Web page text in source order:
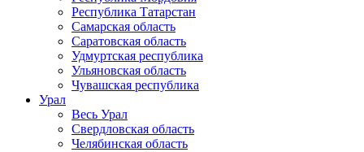
Республика Татарстан
Самарская область
Саратовская область
Удмуртская республика
Ульяновская область
Чувашская республика
Урал
Весь Урал
Свердловская область
Челябинская область